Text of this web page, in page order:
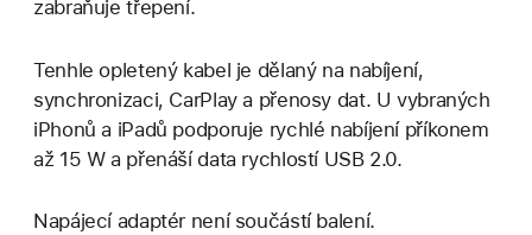
zabraňuje třepení.
Tenhle opletený kabel je dělaný na nabíjení,
synchronizaci, CarPlay a přenosy dat. U vybraných
iPhonů a iPadů podporuje rychlé nabíjení příkonem
až 15 W a přenáší data rychlostí USB 2.0.
Napájecí adaptér není součástí balení.